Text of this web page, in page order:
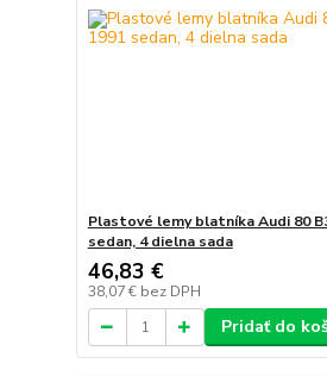
Plastové lemy blatníka Audi 80
sedan, 4 dielna sada
46,83 €
38,07 € bez DPH
Pridať do